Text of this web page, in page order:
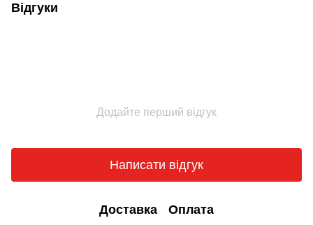
Відгуки
Додайте перший відгук
Написати відгук
Доставка Оплата